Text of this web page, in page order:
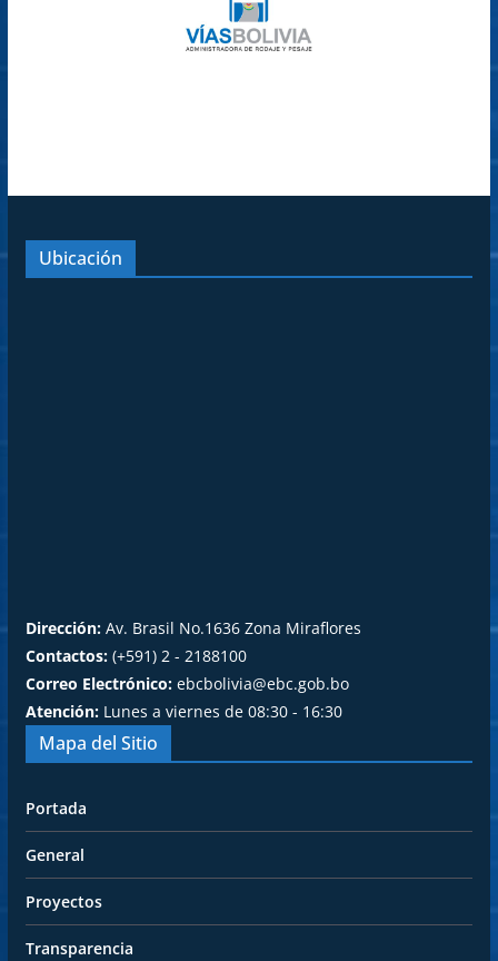
Ubicación
Dirección: Av. Brasil No.1636 Zona Miraflores
Contactos:(+591) 2 - 2188100
Correo Electrónico:ebcbolivia@ebc.gob.bo
Atención:Lunes a viernes de 08:30 - 16:30
Mapa del Sitio
Portada
General
Proyectos
Transparencia